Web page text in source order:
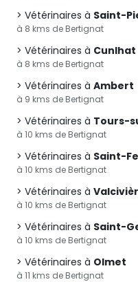
Vétérinaires à Saint-
à 8 kms de Bertignat
Vétérinaires à Cunlhat
à 8 kms de Bertignat
Vétérinaires à Ambert
à 9 kms de Bertignat
Vétérinaires à Tours-
à 10 kms de Bertignat
Vétérinaires à Saint-
à 10 kms de Bertignat
Vétérinaires à
à 10 kms de Bertignat
Vétérinaires à Saint-
à 10 kms de Bertignat
Vétérinaires à Olmet
à 11 kms de Bertignat